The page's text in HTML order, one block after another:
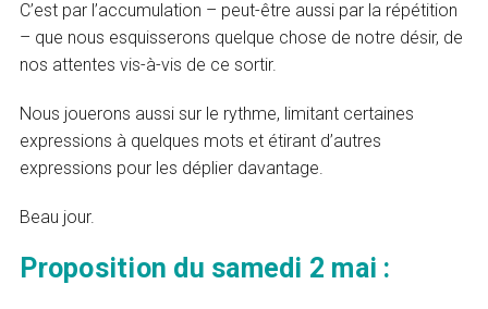
C’est par l’accumulation – peut-être aussi par la répétition
– que nous esquisserons quelque chose de notre désir, de
nos attentes vis-à-vis de ce sortir.
Nous jouerons aussi sur le rythme, limitant certaines
expressions à quelques mots et étirant d’autres
expressions pour les déplier davantage.
Beau jour.
Proposition du samedi 2 mai :